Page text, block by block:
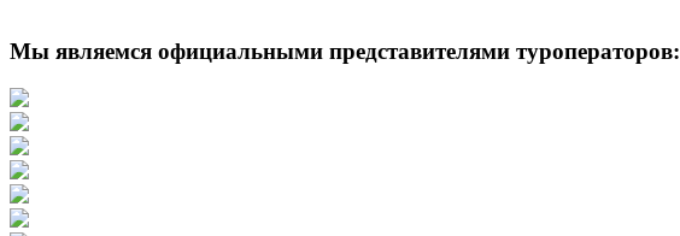
Мы являемся официальными представителями туроператоров: